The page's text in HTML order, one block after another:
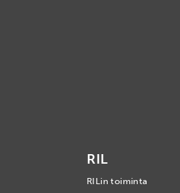
RIL
RILin toiminta